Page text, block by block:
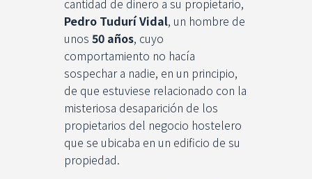
cantidad de dinero a su propietario,
Pedro Tudurí Vidal, un hombre de
unos 50 años, cuyo
comportamiento no hacía
sospechar a nadie, en un principio,
de que estuviese relacionado con la
misteriosa desaparición de los
propietarios del negocio hostelero
que se ubicaba en un edificio de su
propiedad.